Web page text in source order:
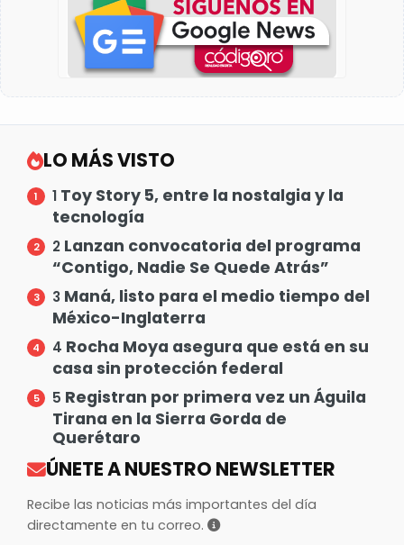
LO MÁS VISTO
1 Toy Story 5, entre la nostalgia y la
tecnología
2 Lanzan convocatoria del programa
“Contigo, Nadie Se Quede Atrás”
3 Maná, listo para el medio tiempo del
México-Inglaterra
4 Rocha Moya asegura que está en su
casa sin protección federal
5 Registran por primera vez un Águila
Tirana en la Sierra Gorda de
Querétaro
ÚNETE A NUESTRO NEWSLETTER
Recibe las noticias más importantes del día
directamente en tu correo.